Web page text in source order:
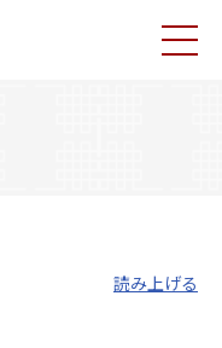
読み上げる